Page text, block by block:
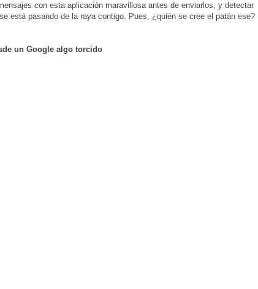
con esta aplicación maravillosa antes de enviarlos, y detectar
está pasando de la raya contigo. Pues, ¿quién se cree el patán ese?
un Google algo torcido